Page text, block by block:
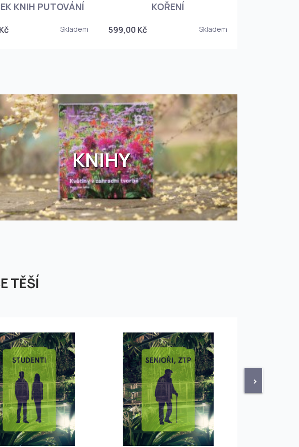
KNIH PUTOVÁNÍ
Skladem
KOŘENÍ
599,00 Kč Skladem
KNIHY
TĚŠÍ
>